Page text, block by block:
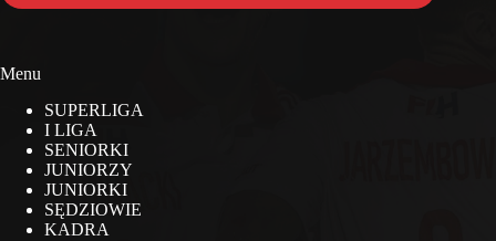
Menu
SUPERLIGA
I LIGA
SENIORKI
JUNIORZY
JUNIORKI
SĘDZIOWIE
KADRA